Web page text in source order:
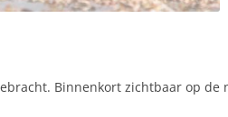
Binnenkort zichtbaar op de